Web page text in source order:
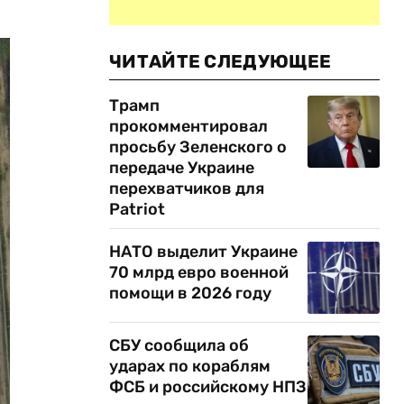
ЧИТАЙТЕ СЛЕДУЮЩЕЕ
Трамп
прокомментировал
просьбу Зеленского о
передаче Украине
перехватчиков для
Patriot
НАТО выделит Украине
70 млрд евро военной
помощи в 2026 году
СБУ сообщила об
ударах по кораблям
ФСБ и российскому НПЗ